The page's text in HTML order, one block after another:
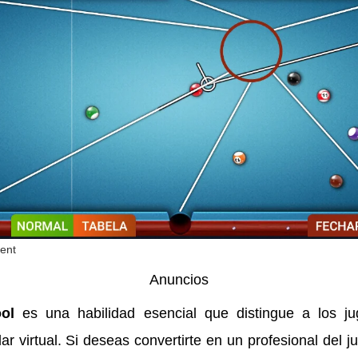
Anuncios
es una habilidad esencial que distingue a los
virtual. Si deseas convertirte en un profesional del